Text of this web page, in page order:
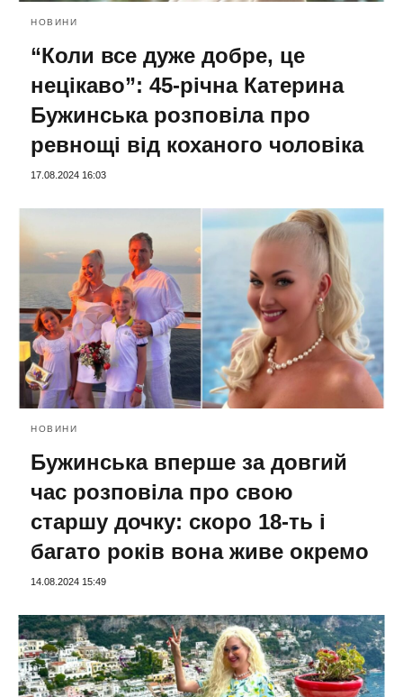
НОВИНИ
“Коли все дуже добре, це
нецікаво”: 45-річна Катерина
Бужинська розповіла про
ревнощі від коханого чоловіка
17.08.2024 16:03
НОВИНИ
Бужинська вперше за довгий
час розповіла про свою
старшу дочку: скоро 18-ть і
багато років вона живе окремо
14.08.2024 15:49